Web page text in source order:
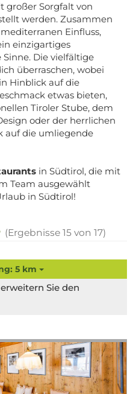
großer Sorgfalt von
werden. Zusammen
Einfluss,
einzigartiges
Die vielfältige
überraschen, wobei
Hinblick auf die
etwas bieten,
Tiroler Stube, dem
oder der herrlichen
auf die umliegende
in Südtirol, die mit
Team ausgewählt
in Südtirol!
(Ergebnisse 15 von 17)
5 km
Sie den